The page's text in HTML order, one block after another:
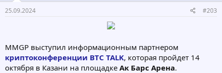
25.09.2024 #203
MMGP выступил информационным партнером
криптоконференции BTC TALK, которая пройдет 14
октября в Казани на площадке Ак Барс Арена.